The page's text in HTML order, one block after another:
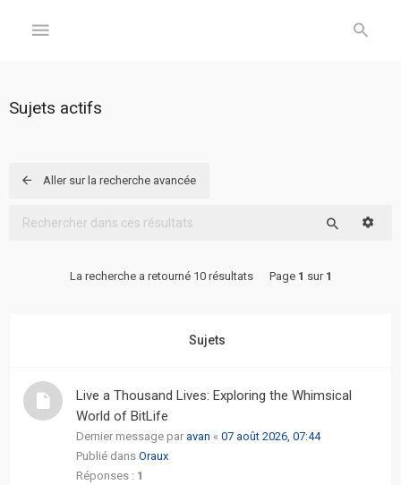
Inscription
Connexion
Sujets
actifs
RACCOURCIS
Sujets actifs
Aller sur la recherche avancée
La recherche a retourné 10 résultats Page 1 sur 1
Sujets
Live a Thousand Lives: Exploring the Whimsical
World of BitLife
Dernier message par avan « 07 août 2026, 07:44
Publié dans Oraux
Réponses : 1